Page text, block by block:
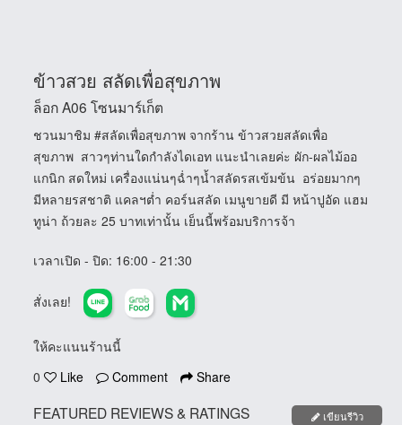
ข้าวสวย สลัดเพื่อสุขภาพ
ล็อก A06 โซนมาร์เก็ต
ชวนมาชิม #สลัดเพื่อสุขภาพจากร้าน ข้าวสวยสลัดเพื่อ
สุขภาพ สาวๆท่านใดกำลังไดเอท แนะนำเลยค่ะ ผัก-ผลไม้ออ
แกนิก สดใหม่ เครื่องแน่นๆฉ่ำๆน้ำสลัดรสเข้มข้น อร่อยมากๆ
มีหลายรสชาติ แคลฯต่ำ คอร์นสลัด เมนูขายดี มี หน้าปูอัด แฮม
ทูน่า ถ้วยละ 25 บาทเท่านั้น เย็นนี้พร้อมบริการจ้า
เวลาเปิด - ปิด: 16:00 - 21:30
สั่งเลย!
ให้คะแนนร้านนี้
0
Like Comment Share
FEATURED REVIEWS & RATINGS เขียนรีวิว